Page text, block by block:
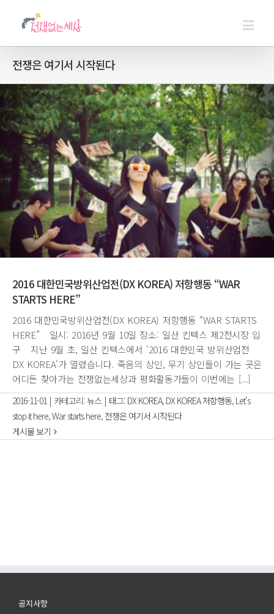
전쟁은 여기서 시작된다
2016 대한민국방위산업전(DX KOREA) 저항행동 “WAR
STARTS HERE”
2016 대한민국방위산업전(DX KOREA) 저항행동 “WAR STARTS
HERE” 일시: 2016년 9월 10일 장소: 일산 킨텍스 제2전시장 입
구 지난 9월 초, 일산 킨텍스에서 '2016 대한민국 방위산업전
DX KOREA'가 열렸습니다. 죽음의 상인, 무기 상인들이 가는 곳은
어디든 찾아가는 전쟁없는세상과 평화활동가들이 이번에는 [...]
2016-11-01 | 카테고리:뉴스 | 태그: DX KOREA, DX KOREA 저항행동, Let's
stop it here,War starts here, 전쟁은 여기서 시작된다
게시물 보기
공지사항